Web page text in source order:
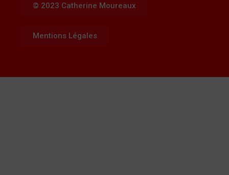
© 2023 Catherine Moureaux
Mentions Légales